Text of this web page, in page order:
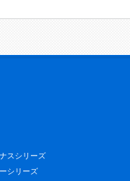
スシリーズ
シリーズ